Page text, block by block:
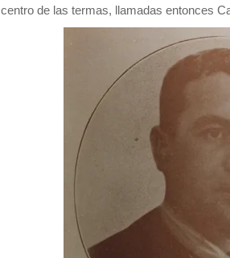
centro de las termas, llamadas entonces